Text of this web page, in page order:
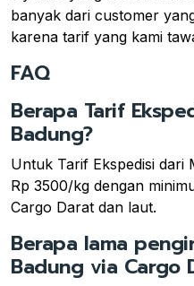
banyak dari customer
karena tarif yang kami
FAQ
Berapa Tarif
Badung?
Untuk Tarif Ekspedisi dari
Rp 3500/kg dengan
Cargo Darat dan laut.
Berapa lama
Badung via Cargo